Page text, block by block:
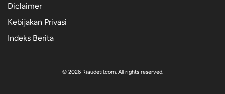
Diclaimer
Kebijakan Privasi
Indeks Berita
© 2026 Riaudetil.com. All rights reserved.